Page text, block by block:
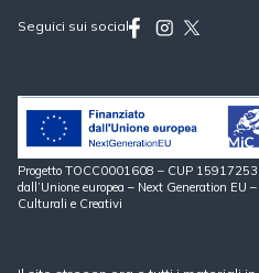
Seguici sui social
Progetto TOCC0001608 – CUP
dall’Unione europea – Next Generation
Culturali e Creativi